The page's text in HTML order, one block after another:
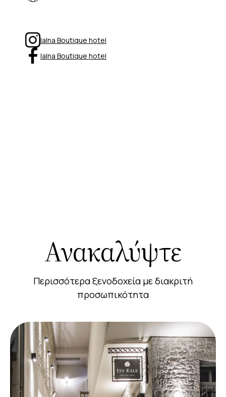
Ialna Boutique hotel
Ialna Boutique hotel
Ανακαλύψτε
Περισσότερα ξενοδοχεία με διακριτή
προσωπικότητα